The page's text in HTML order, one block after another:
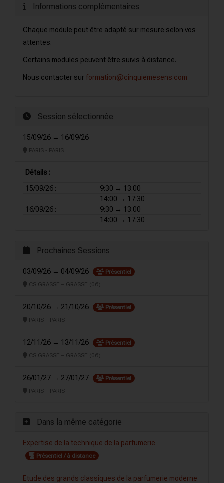
Informations complémentaires
Chaque module peut être adapté sur mesure selon vos
attentes.
Certains modules peuvent être suivis à distance.
Nous contacter sur formation@cinquiemesens.com
Session sélectionnée
15/09/26 → 16/09/26
PARIS - PARIS
Détails :
15/09/26 :
9:30 → 13:00
14:00 → 17:30
16/09/26 :
9:30 → 13:00
14:00 → 17:30
Prochaines Sessions
03/09/26 → 04/09/26
Présentiel
CS GRASSE – GRASSE (06)
20/10/26 → 21/10/26
Présentiel
PARIS – PARIS
12/11/26 → 13/11/26
Présentiel
CS GRASSE – GRASSE (06)
26/01/27 → 27/01/27
Présentiel
PARIS – PARIS
Dans la même catégorie
Expertise de la technique de la parfumerie
Présentiel / à distance
Etude des grands classiques de la parfumerie moderne